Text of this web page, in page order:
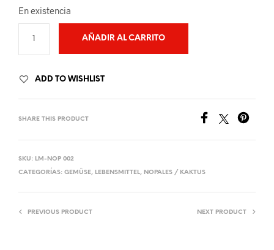
En existencia
AÑADIR AL CARRITO
ADD TO WISHLIST
SHARE THIS PRODUCT
SKU: LM-NOP 002
CATEGORÍAS: GEMÜSE, LEBENSMITTEL, NOPALES / KAKTUS
PREVIOUS PRODUCT NEXT PRODUCT